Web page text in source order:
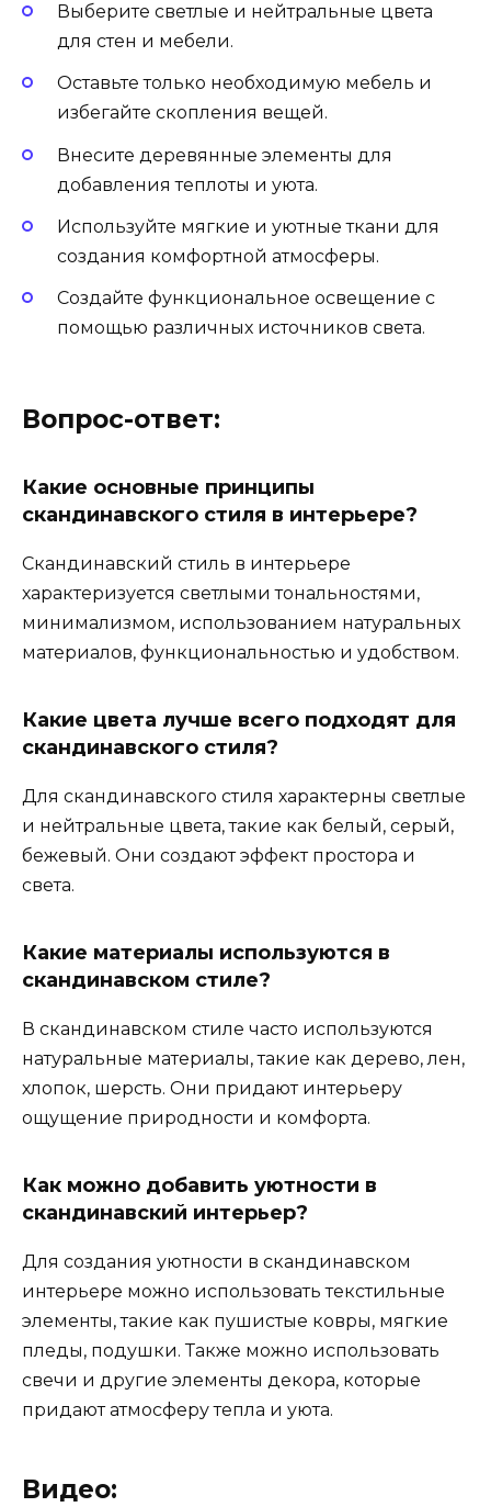
Выберите светлые и нейтральные цвета
для стен и мебели.
Оставьте только необходимую мебель и
избегайте скопления вещей.
Внесите деревянные элементы для
добавления теплоты и уюта.
Используйте мягкие и уютные ткани для
создания комфортной атмосферы.
Создайте функциональное освещение с
помощью различных источников света.
Вопрос-ответ:
Какие основные принципы
скандинавского стиля в интерьере?
Скандинавский стиль в интерьере
характеризуется светлыми тональностями,
минимализмом, использованием натуральных
материалов, функциональностью и удобством.
Какие цвета лучше всего подходят для
скандинавского стиля?
Для скандинавского стиля характерны светлые
и нейтральные цвета, такие как белый, серый,
бежевый. Они создают эффект простора и
света.
Какие материалы используются в
скандинавском стиле?
В скандинавском стиле часто используются
натуральные материалы, такие как дерево, лен,
хлопок, шерсть. Они придают интерьеру
ощущение природности и комфорта.
Как можно добавить уютности в
скандинавский интерьер?
Для создания уютности в скандинавском
интерьере можно использовать текстильные
элементы, такие как пушистые ковры, мягкие
пледы, подушки. Также можно использовать
свечи и другие элементы декора, которые
придают атмосферу тепла и уюта.
Видео: